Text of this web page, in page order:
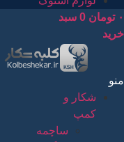
۰ تومان 0 سبد
خرید
منو
شکار و
کمپ
ساچمه